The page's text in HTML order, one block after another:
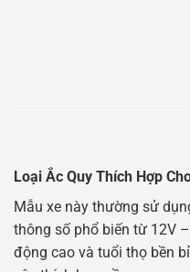
Loại Ắc Quy Thích Hợp
Mẫu xe này thường sử
thông số phổ biến từ 12V
động cao và tuổi thọ bền